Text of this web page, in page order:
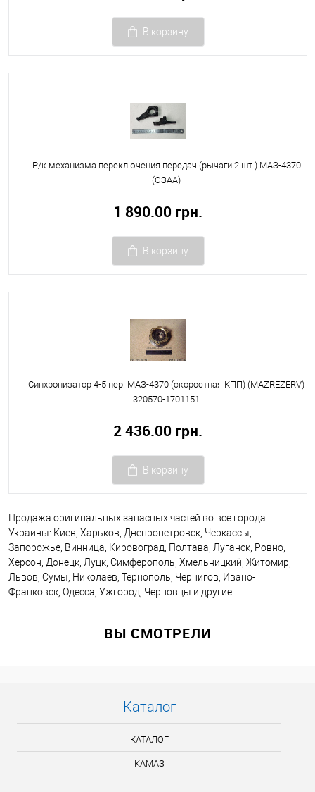
В корзину
Р/к механизма переключения передач (рычаги 2 шт.) МАЗ-4370
(ОЗАА)
1 890.00 грн.
В корзину
Синхронизатор 4-5 пер. МАЗ-4370 (скоростная КПП) (MAZREZERV)
320570-1701151
2 436.00 грн.
В корзину
Продажа оригинальных запасных частей во все города
Украины: Киев, Харьков, Днепропетровск, Черкассы,
Запорожье, Винница, Кировоград, Полтава, Луганск, Ровно,
Херсон, Донецк, Луцк, Симферополь, Хмельницкий, Житомир,
Львов, Сумы, Николаев, Тернополь, Чернигов, Ивано-
Франковск, Одесса, Ужгород, Черновцы и другие.
ВЫ СМОТРЕЛИ
Каталог
КАТАЛОГ
КАМАЗ